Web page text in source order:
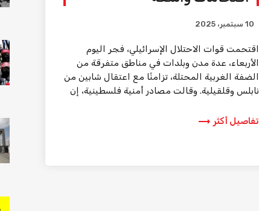
10 سبتمبر، 2025
اقتحمت قوات الاحتلال الإسرائيلي، فجر اليوم
الأربعاء، عدة مدن وبلدات في مناطق متفرقة من
الضفة الغربية المحتلة، تزامنًا مع اعتقال شابين من
نابلس وقلقيلية. وقالت مصادر أمنية فلسطينية، إن
تفاصيل أكثر trending_flat